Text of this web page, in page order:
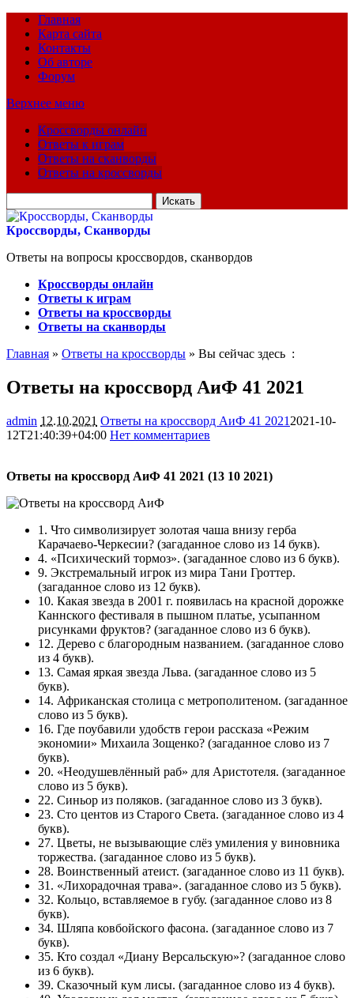
Главная
Карта сайта
Контакты
Об авторе
Форум
Верхнее меню
Кроссворды онлайн
Ответы к играм
Ответы на сканворды
Ответы на кроссворды
для:
Кроссворды, Сканворды
Ответы на вопросы кроссвордов, сканвордов
Кроссворды онлайн
Ответы к играм
Ответы на кроссворды
Ответы на сканворды
Главная » Ответы на кроссворды » Вы сейчас здесь :
Ответы на кроссворд АиФ 41 2021
admin 12.10.2021 Ответы на кроссворд АиФ 41 2021 2021-10-
12T21:40:39+04:00 Нет комментариев
Ответы на кроссворд АиФ 41 2021 (13 10 2021)
1. Что символизирует золотая чаша внизу герба
Карачаево-Черкесии? (загаданное слово из 14 букв).
4. «Психический тормоз». (загаданное слово из 6 букв).
9. Экстремальный игрок из мира Тани Гроттер.
(загаданное слово из 12 букв).
10. Какая звезда в 2001 г. появилась на красной дорожке
Каннского фестиваля в пышном платье, усыпанном
рисунками фруктов? (загаданное слово из 6 букв).
12. Дерево с благородным названием. (загаданное слово
из 4 букв).
13. Самая яркая звезда Льва. (загаданное слово из 5
букв).
14. Африканская столица с метрополитеном. (загаданное
слово из 5 букв).
16. Где поубавили удобств герои рассказа «Режим
экономии» Михаила Зощенко? (загаданное слово из 7
букв).
20. «Неодушевлённый раб» для Аристотеля. (загаданное
слово из 5 букв).
22. Синьор из поляков. (загаданное слово из 3 букв).
23. Сто центов из Старого Света. (загаданное слово из 4
букв).
27. Цветы, не вызывающие слёз умиления у виновника
торжества. (загаданное слово из 5 букв).
28. Воинственный атеист. (загаданное слово из 11 букв).
31. «Лихорадочная трава». (загаданное слово из 5 букв).
32. Кольцо, вставляемое в губу. (загаданное слово из 8
букв).
34. Шляпа ковбойского фасона. (загаданное слово из 7
букв).
35. Кто создал «Диану Версальскую»? (загаданное слово
из 6 букв).
39. Сказочный кум лисы. (загаданное слово из 4 букв).